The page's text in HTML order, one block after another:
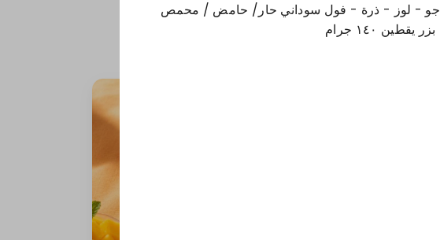
- لوز - ذرة - فول سوداني حار/ حامض / محمص
١٤٠ جرام